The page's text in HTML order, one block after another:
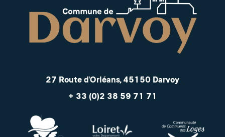
27 Route d'Orléans, 45150 Darvoy
+ 33 (0)2 38 59 71 71